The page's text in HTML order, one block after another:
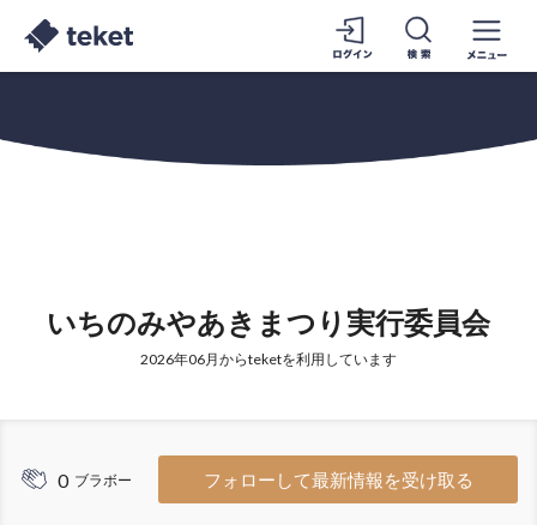
いちのみやあきまつり実行委員会
2026年06月からteketを利用しています
0 ブラボー フォローして最新情報を受け取る